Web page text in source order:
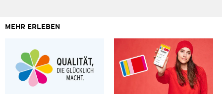
MEHR ERLEBEN